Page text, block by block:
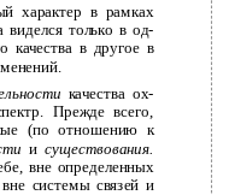
характер в рамках
виделся только в од­
качества в другое в
качества ох­
Прежде всего,
(по отношению к
исуществования.
вне определенных
вне системы связей и